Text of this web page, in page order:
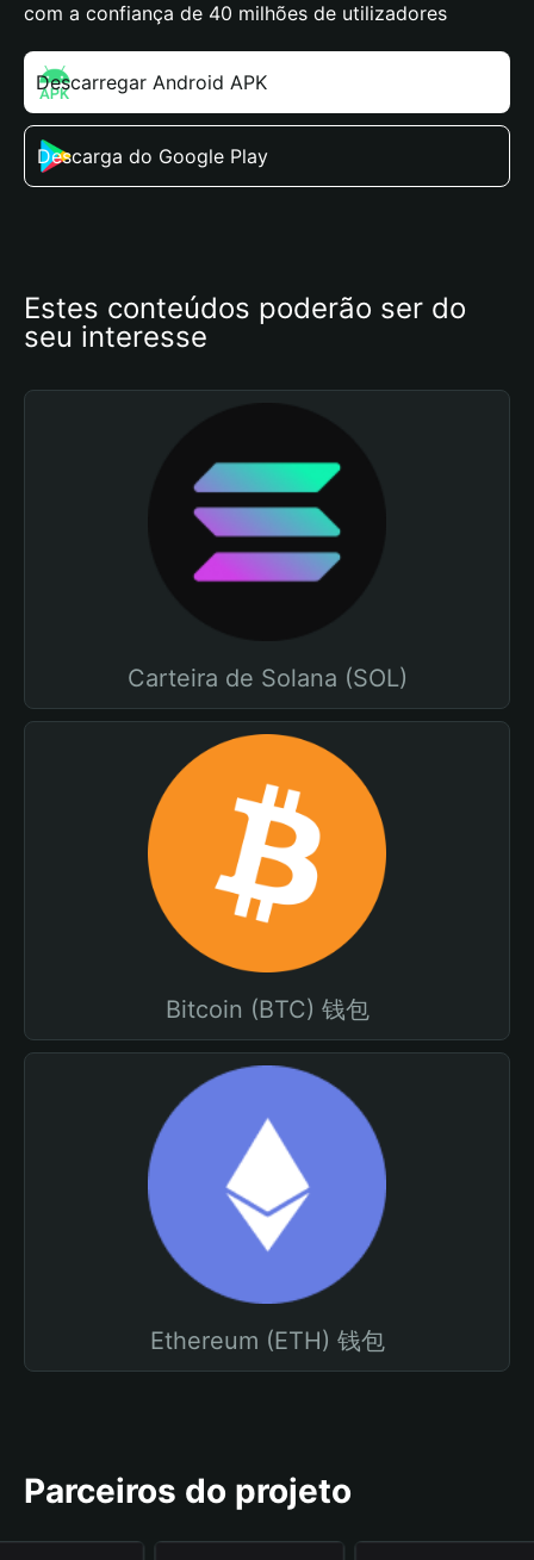
com a confiança de 40 milhões de utilizadores
Descarregar Android APK
Descarga do Google Play
Estes conteúdos poderão ser do
seu interesse
Carteira de Solana (SOL)
Bitcoin (BTC) 钱包
Ethereum (ETH) 钱包
Parceiros do projeto